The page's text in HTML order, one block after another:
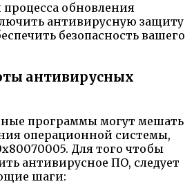
обновления
антивирусную защиту
безопасность вашего
антивирусных
программы могут мешать
операционной системы,
Для того чтобы
антивирусное ПО, следует
шаги: